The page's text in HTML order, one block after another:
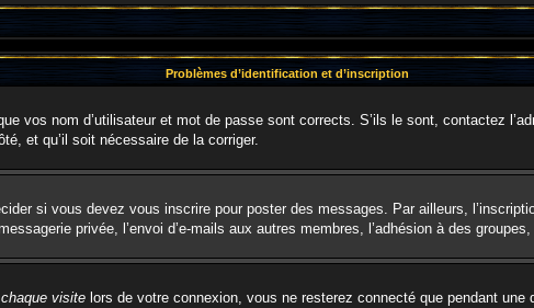
Problèmes d’identification et d’inscription
vos nom d’utilisateur et mot de passe sont corrects. S’ils le sont, contactez
et qu’il soit nécessaire de la corriger.
si vous devez vous inscrire pour poster des messages. Par ailleurs,
privée, l’envoi d’e-mails aux autres membres, l’adhésion à des
visite lors de votre connexion, vous ne resterez connecté que pendant